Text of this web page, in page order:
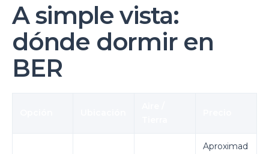
A simple vista:
dónde dormir en
BER
Aproximad